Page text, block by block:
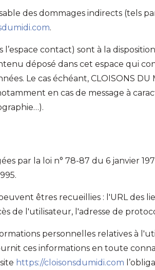
des dommages indirects (tels
.
contact) sont à la
déposé dans cet espace qui
Le cas échéant, CLOISONS
en cas de message à
par la loi n° 78-87 du 6 janvier
êtres recueillies : l'URL des
de l'utilisateur, l'adresse de
personnelles relatives à
ces informations en toute
https://cloisonsdumidi.com